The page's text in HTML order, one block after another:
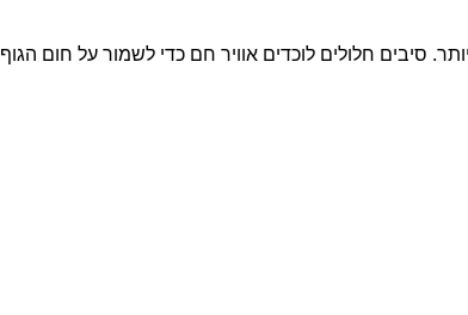
סיבים חלולים לוכדים אוויר חם כדי לשמור על חום הגוף